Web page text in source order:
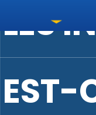
LES
EST-